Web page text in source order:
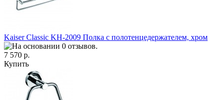
Kaiser Classic KH-2009 Полка с полотенцедержателем, хром
7 570 р.
Купить